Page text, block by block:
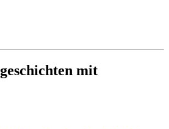
mit